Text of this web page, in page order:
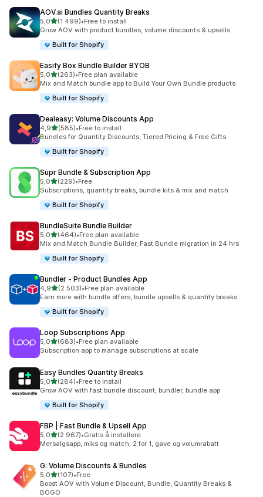
AOV.ai Bundles Quantity Breaks
5,0av 5 stjerner
(1 499)
Totalt 1499 omtaler
•Free to install
Grow AOV with product bundles, volume discounts & upsells
Built for Shopify
Easify Box Bundle Builder BYOB
5,0av 5 stjerner
(263)
Totalt 263 omtaler
•Free plan available
Mix and Match bundle app to Build Your Own Bundle products
Built for Shopify
Dealeasy: Volume Discounts App
4,9av 5 stjerner
(585)
Totalt 585 omtaler
•Free to install
Bundles for Quantity Discounts, Tiered Pricing & Free Gifts.
Built for Shopify
Supr Bundle & Subscription App
5,0av 5 stjerner
(229)
Totalt 229 omtaler
•Free
Subscriptions, quantity breaks, bundle kits & mix and match
Built for Shopify
BundleSuite Bundle Builder
5,0av 5 stjerner
(464)
Totalt 464 omtaler
•Free plan available
Mix and Match Bundle Builder, Fast Bundle migration in 24 hrs
Built for Shopify
Bundler ‑ Product Bundles App
4,9av 5 stjerner
(2 503)
Totalt 2503 omtaler
•Free plan available
Earn more with bundle offers, bundle upsells & quantity breaks
Built for Shopify
Loop Subscriptions App
5,0av 5 stjerner
(683)
Totalt 683 omtaler
•Free plan available
Subscription app to manage subscriptions at scale
Easy Bundles Quantity Breaks
5,0av 5 stjerner
(284)
Totalt 284 omtaler
•Free to install
Grow AOV with fast bundle discount, bundler, bundle app
Built for Shopify
FBP | Fast Bundle & Upsell App
5,0av 5 stjerner
(2 967)
Totalt 2967 omtaler
•Gratis å installere
Mersalgsapp, miks og match, 2 for 1, gave og volumrabatt
G: Volume Discounts & Bundles
5,0av 5 stjerner
(107)
Totalt 107 omtaler
•Free
Boost AOV with Volume Discount, Bundle, Quantity Breaks &
BOGO